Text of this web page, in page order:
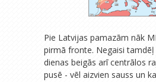
Pie Latvijas pamazām nāk
pirmā fronte. Negaisi tamdēļ
dienas beigās arī centrālos
pusē - vēl aizvien sauss un